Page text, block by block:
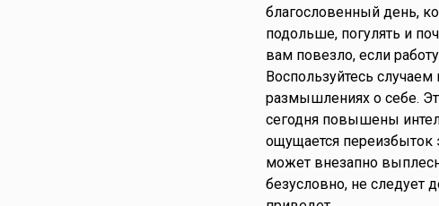
благословенный день,
подольше, погулять и
вам повезло, если
Воспользуйтесь
размышлениях о себе.
сегодня повышены
ощущается переизбыток
может внезапно
безусловно, не следует